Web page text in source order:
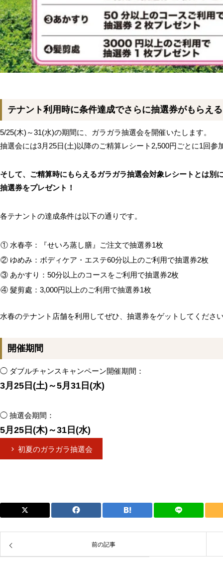
テナント利用時に条件達成でさらに抽選券がもらえ
5/25(木)～31(水)の期間に、ガラガラ抽選会を開催いたします。
抽選会には3月25日(土)以降のご精算レシート2,500円ごとに1回参
そして、ご精算時にもらえるガラガラ抽選会対象レシートとは別
抽選券をプレゼント！
各テナントの達成条件は以下の通りです。
① 水春亭：『せいろ蒸し膳』ご注文で抽選券1枚
② ゆめみ：ボディケア・エステ60分以上のご利用で抽選券2枚
③ あかすり：50分以上のコースをご利用で抽選券2枚
④ 髮剪處：3,000円以上のご利用で抽選券1枚
水春のテナント店舗を利用してぜひ、抽選券をゲットしてくださ
開催期間
◯ ダブルチャンスキャンペーン開催期間：
3月25日(土)～5月31日(水)
◯ 抽選会期間：
5月25日(木)～31日(水)
初夏のガラガラ抽選会
前の記事